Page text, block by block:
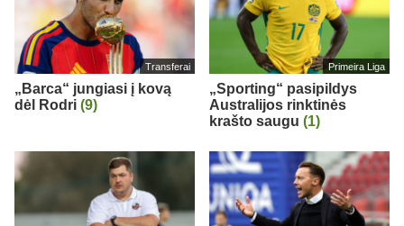
Transferai
„Barca“ jungiasi į kovą
dėl Rodri (9)
Primeira Liga
„Sporting“ pasipildys
Australijos rinktinės
krašto saugu (1)